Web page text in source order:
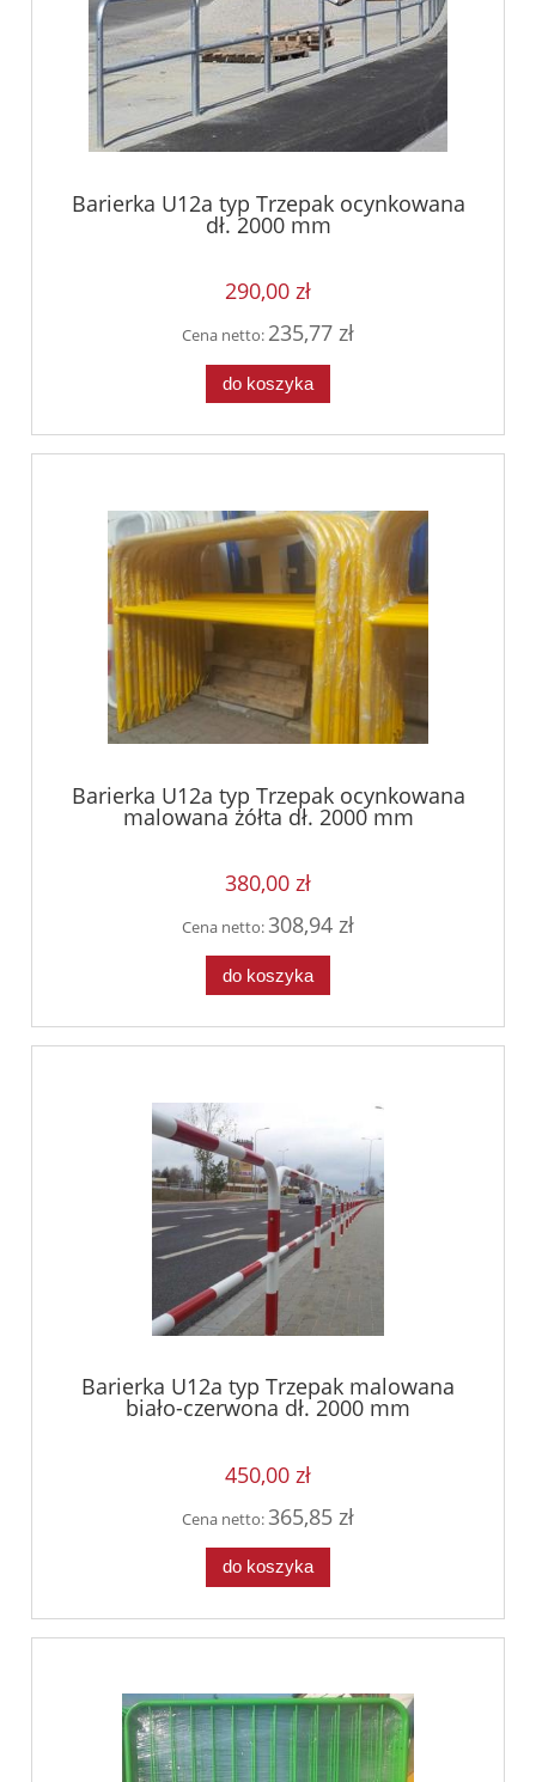
Barierka U12a typ Trzepak ocynkowana
dł. 2000 mm
290,00 zł
Cena netto: 235,77 zł
do koszyka
Barierka U12a typ Trzepak ocynkowana
malowana żółta dł. 2000 mm
380,00 zł
Cena netto:308,94 zł
do koszyka
Barierka U12a typ Trzepak malowana
biało-czerwona dł. 2000 mm
450,00 zł
Cena netto:365,85 zł
do koszyka